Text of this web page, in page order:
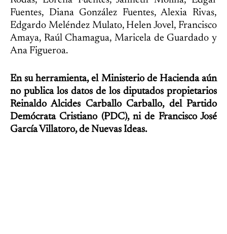
Fuentes, Diana González Fuentes, Alexia Rivas,
Edgardo Meléndez Mulato, Helen Jovel, Francisco
Amaya, Raúl Chamagua, Maricela de Guardado y
Ana Figueroa.
En su herramienta, el Ministerio de Hacienda aún
no publica los datos de los diputados propietarios
Reinaldo Alcides Carballo Carballo, del Partido
Demócrata Cristiano (PDC), ni de Francisco José
García Villatoro, de Nuevas Ideas.